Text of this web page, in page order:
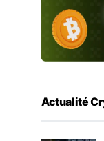
Actualité